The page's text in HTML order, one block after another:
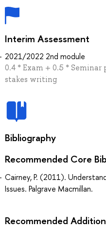
Interim Assessment
2021/2022 2nd module
0.4 * Exam + 0.5 *
stakes writing
Bibliography
Recommended Core
Cairney, P. (2011).
Issues. Palgrave Macmillan.
Recommended